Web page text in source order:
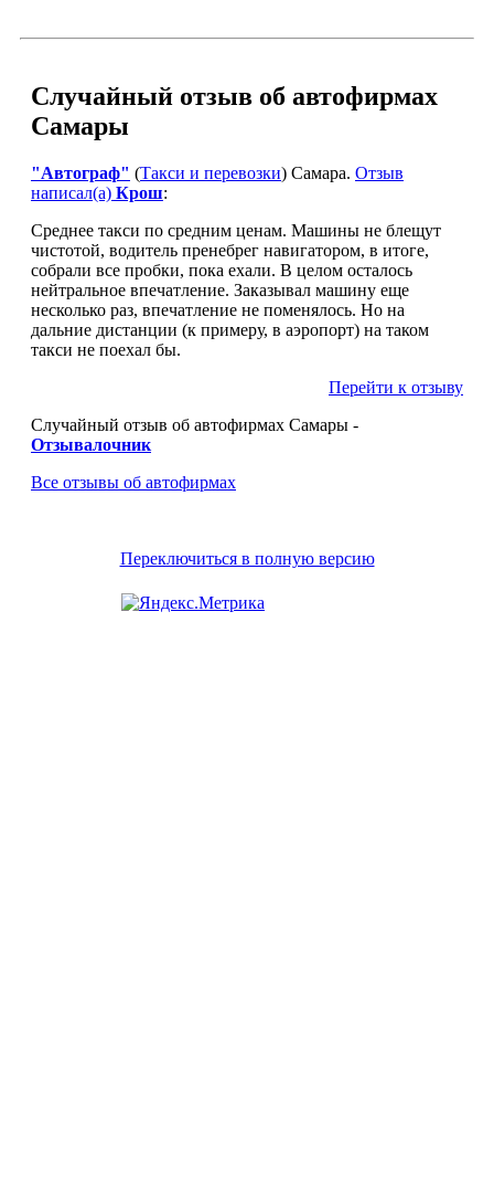
Случайный отзыв об автофирмах
Самары
"Автограф" (Такси и перевозки) Самара. Отзыв
написал(а) Крош:
Среднее такси по средним ценам. Машины не блещут
чистотой, водитель пренебрег навигатором, в итоге,
собрали все пробки, пока ехали. В целом осталось
нейтральное впечатление. Заказывал машину еще
несколько раз, впечатление не поменялось. Но на
дальние дистанции (к примеру, в аэропорт) на таком
такси не поехал бы.
Перейти к отзыву
Случайный отзыв об автофирмах Самары -
Отзывалочник
Все отзывы об автофирмах
Переключиться в полную версию